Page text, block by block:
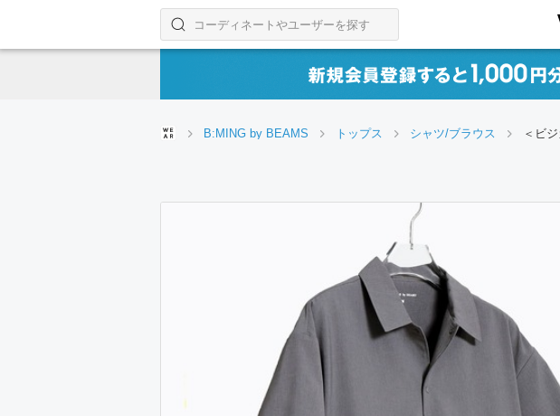
コーディネートやユーザーを探す
検索する
B:MING by BEAMS トップス シャツ/ブラウス ＜ビ